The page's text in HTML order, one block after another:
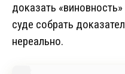
доказать
суде собрать
нереально.